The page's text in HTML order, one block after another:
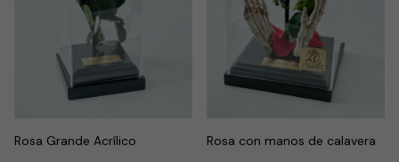
Rosa Grande Acrílico Rosa con manos de calavera